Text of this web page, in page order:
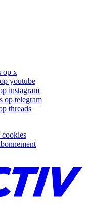
op x
youtube
instagram
op telegram
threads